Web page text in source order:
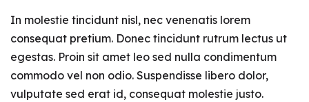
In molestie tincidunt nisl, nec venenatis lorem
consequat pretium. Donec tincidunt rutrum lectus ut
egestas. Proin sit amet leo sed nulla condimentum
commodo vel non odio. Suspendisse libero dolor,
vulputate sed erat id, consequat molestie justo.